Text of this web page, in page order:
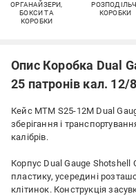
ОРГАНАЙЗЕРИ,
БОКСИ ТА
КОРОБКИ
КОРОБКИ
Опис Коробка Dual
25 патронів кал. 12/
Кейс MTM S25-12M Dual
зберігання і
калібрів.
Корпус Dual Gauge Shotshell
пластику, усередині
клітинок. Конструкція